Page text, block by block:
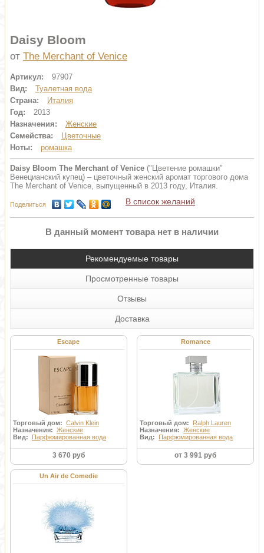
Daisy Bloom
от The Merchant of Venice
Артикул:
97907
Вид:
Туалетная вода
Страна:
Италия
Год:
2013
Назначения:
Женские
Семейства:
Цветочные
Ноты:
ромашка
Daisy Bloom The Merchant of Venice ("Цветение ромашки"
Венецианский купец) – цветочный женский аромат торгового дома
The Merchant of Venice, выпущенный в 2013 году, Италия.
Поделиться В список желаний
В данный момент товара нет в наличии
Рекомендуемые товары
Просмотренные товары
Отзывы
Доставка
Escape
Торговый дом: Calvin Klein
Назначения: Женские
Вид:
Парфюмированная вода
3 670 руб
Romance
Торговый дом:
Ralph Lauren
Назначения:Женские
Вид:
Парфюмированная вода
от 3 991 руб
Un Air de Comedie